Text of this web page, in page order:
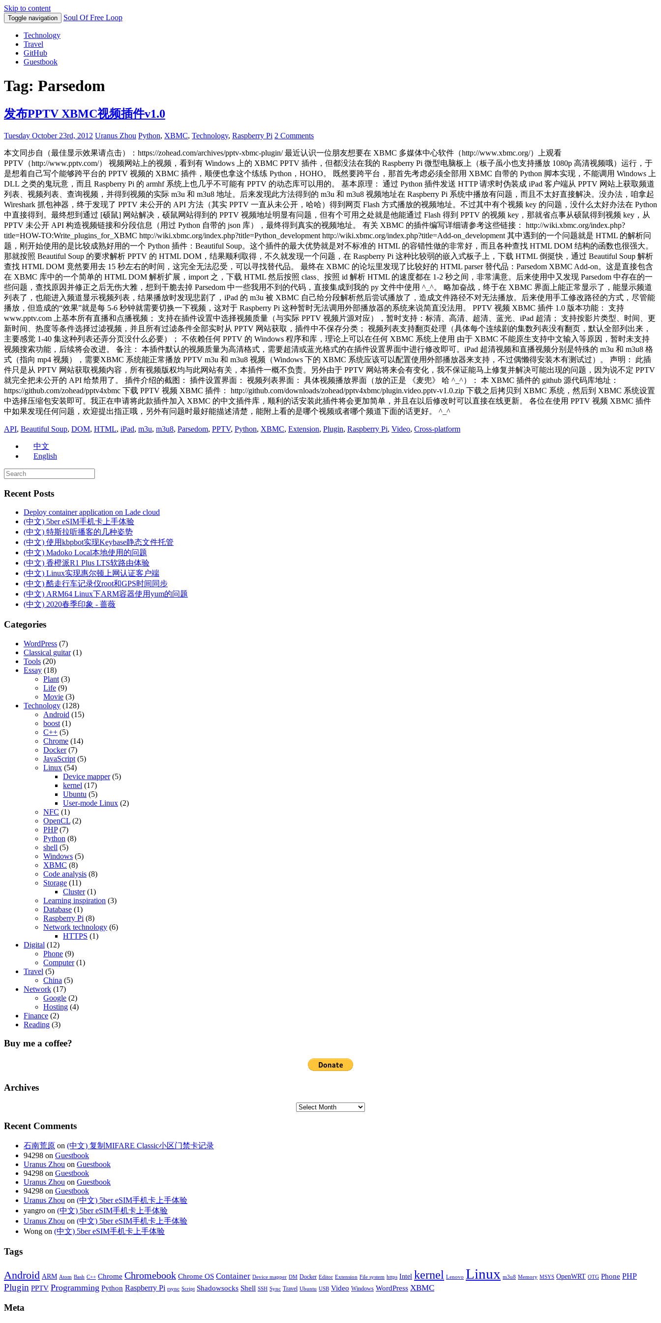
Skip to content
Toggle navigation Soul Of Free Loop
Technology
Travel
GitHub
Guestbook
Tag: Parsedom
发布PPTV XBMC视频插件v1.0
Tuesday October 23rd, 2012 Uranus Zhou Python, XBMC, Technology, Raspberry Pi 2 Comments
本文同步自（最佳显示效果请点击）：https://zohead.com/archives/pptv-xbmc-plugin/ 最近认识一位朋友想要在 XBMC 多媒体中心软件（http://www.xbmc.org/）上观看
PPTV（http://www.pptv.com/） 视频网站上的视频，看到有 Windows 上的 XBMC PPTV 插件，但都没法在我的 Raspberry Pi 微型电脑板上（板子虽小也支持播放 1080p 高清视频哦）运行，于
是想着自己写个能够跨平台的 PPTV 视频的 XBMC 插件，顺便也拿这个练练 Python，HOHO。 既然要跨平台，那首先考虑必须全部用 XBMC 自带的 Python 脚本实现，不能调用 Windows 上
DLL 之类的鬼玩意，而且 Raspberry Pi 的 armhf 系统上也几乎不可能有 PPTV 的动态库可以用的。 基本原理： 通过 Python 插件发送 HTTP 请求时伪装成 iPad 客户端从 PPTV 网站上获取频道
列表、视频列表、查询视频，并得到视频的实际 m3u 和 m3u8 地址。后来发现此方法得到的 m3u 和 m3u8 视频地址在 Raspberry Pi 系统中播放有问题，而且不太好直接解决。没办法，咱拿起
Wireshark 抓包神器，终于发现了 PPTV 未公开的 API 方法（其实 PPTV 一直从未公开，哈哈）得到网页 Flash 方式播放的视频地址。不过其中有个视频 key 的问题，没什么太好办法在 Python
中直接得到。最终想到通过 [硕鼠] 网站解决，硕鼠网站得到的 PPTV 视频地址明显有问题，但有个可用之处就是他能通过 Flash 得到 PPTV 的视频 key，那就省点事从硕鼠得到视频 key，从
PPTV 未公开 API 构造视频链接和分段信息（用过 Python 自带的 json 库），最终得到真实的视频地址。 有关 XBMC 的插件编写详细请参考这些链接： http://wiki.xbmc.org/index.php?
title=HOW-TO:Write_plugins_for_XBMC http://wiki.xbmc.org/index.php?title=Python_development http://wiki.xbmc.org/index.php?title=Add-on_development 其中遇到的一个问题就是 HTML 的解析问
题，刚开始使用的是比较成熟好用的一个 Python 插件：Beautiful Soup。这个插件的最大优势就是对不标准的 HTML 的容错性做的非常好，而且各种查找 HTML DOM 结构的函数也很强大。
那就按照 Beautiful Soup 的要求解析 PPTV 的 HTML DOM，结果顺利取得，不久就发现一个问题，在 Raspberry Pi 这种比较弱的嵌入式板子上，下载 HTML 倒挺快，通过 Beautiful Soup 解析
查找 HTML DOM 竟然要用去 15 秒左右的时间，这完全无法忍受，可以寻找替代品。 最终在 XBMC 的论坛里发现了比较好的 HTML parser 替代品：Parsedom XBMC Add-on。这是直接包含
在 XBMC 库中的一个简单的 HTML DOM 解析扩展，import 之，下载 HTML 然后按照 class、按照 id 解析 HTML 的速度都在 1-2 秒之间，非常满意。后来使用中又发现 Parsedom 中存在的一
些问题，查找原因并修正之后无伤大雅，想到干脆去掉 Parsedom 中一些我用不到的代码，直接集成到我的 py 文件中使用 ^_^。 略加奋战，终于在 XBMC 界面上能正常显示了，能显示频道
列表了，也能进入频道显示视频列表，结果播放时发现悲剧了，iPad 的 m3u 被 XBMC 自己给分段解析然后尝试播放了，造成文件路径不对无法播放。后来使用手工修改路径的方式，尽管能
播放，但造成的“效果”就是每 5-6 秒钟就需要切换一下视频，这对于 Raspberry Pi 这种暂时无法调用外部播放器的系统来说简直没法用。 PPTV 视频 XBMC 插件 1.0 版本功能： 支持
www.pptv.com 上基本所有直播和点播视频； 支持在插件设置中选择视频质量（与实际 PPTV 视频片源对应），暂时支持：标清、高清、超清、蓝光、iPad 超清； 支持按影片类型、时间、更
新时间、热度等条件选择过滤视频，并且所有过滤条件全部实时从 PPTV 网站获取，插件中不保存分类； 视频列表支持翻页处理（具体每个连续剧的集数列表没有翻页，默认全部列出来，
主要感觉 1-40 集这种列表还弄分页没什么必要）； 不依赖任何 PPTV 的 Windows 程序和库，理论上可以在任何 XBMC 系统上使用 由于 XBMC 不能原生支持中文输入等原因，暂时未支持
视频搜索功能，后续将会改进。 备注： 本插件默认的视频质量为高清格式，需要超清或蓝光格式的在插件设置界面中进行修改即可。iPad 超清视频和直播视频分别是特殊的 m3u 和 m3u8 格
式（指向 mp4 视频），需要XBMC 系统能正常播放 PPTV m3u 和 m3u8 视频（Windows 下的 XBMC 系统应该可以配置使用外部播放器来支持，不过偶懒得安装木有测试过）。 声明： 此插
件只是从 PPTV 网站获取视频内容，所有视频版权均与此网站有关，本插件一概不负责。另外由于 PPTV 网站将来会有变化，我不保证能马上修复并解决可能出现的问题，因为说不定 PPTV
就完全把未公开的 API 给禁用了。 插件介绍的截图： 插件设置界面： 视频列表界面： 具体视频播放界面（放的正是 《麦兜》 哈 ^_^）： 本 XBMC 插件的 github 源代码库地址：
https://github.com/zohead/pptv4xbmc 下载 PPTV 视频 XBMC 插件： http://github.com/downloads/zohead/pptv4xbmc/plugin.video.pptv-v1.0.zip 下载之后拷贝到 XBMC 系统，然后到 XBMC 系统设置
中选择压缩包安装即可。我正在申请将此款插件加入 XBMC 的中文插件库，顺利的话安装此插件将会更加简单，并且在以后修改时可以直接在线更新。 各位在使用 PPTV 视频 XBMC 插件
中如果发现任何问题，欢迎提出指正哦，另外有问题时最好能描述清楚，能附上看的是哪个视频或者哪个频道下面的话更好。 ^_^
API, Beautiful Soup, DOM, HTML, iPad, m3u, m3u8, Parsedom, PPTV, Python, XBMC, Extension, Plugin, Raspberry Pi, Video, Cross-platform
中文
English
Recent Posts
Deploy container application on Lade cloud
(中文) 5ber eSIM手机卡上手体验
(中文) 特斯拉听播客的几种姿势
(中文) 使用kbpbot实现Keybase静态文件托管
(中文) Madoko Local本地使用的问题
(中文) 香橙派R1 Plus LTS软路由体验
(中文) Linux实现惠尔顿上网认证客户端
(中文) 酷走行车记录仪root和GPS时间同步
(中文) ARM64 Linux下ARM容器使用yum的问题
(中文) 2020春季印象 - 蔷薇
Categories
WordPress (7)
Classical guitar(1)
Tools (20)
Essay (18)
Plant (3)
Life (9)
Movie (3)
Technology (128)
Android (15)
boost (1)
C++ (5)
Chrome (14)
Docker(7)
JavaScript (5)
Linux (54)
Device mapper(5)
kernel (17)
Ubuntu (5)
User-mode Linux (2)
NFC (1)
OpenCL (2)
PHP(7)
Python (8)
shell (5)
Windows (5)
XBMC (8)
Code analysis (8)
Storage (11)
Cluster(1)
Learning inspiration (3)
Database (1)
Raspberry Pi (8)
Network technology (6)
HTTPS (1)
Digital (12)
Phone (9)
Computer(1)
Travel (5)
China (5)
Network (17)
Google (2)
Hosting (4)
Finance (2)
Reading (3)
Buy me a coffee?
Archives
Recent Comments
石南荒原 on (中文) 复制MIFARE Classic小区门禁卡记录
94298 on Guestbook
Uranus Zhou on Guestbook
94298 on Guestbook
Uranus Zhou on Guestbook
94298 on Guestbook
Uranus Zhou on (中文) 5ber eSIM手机卡上手体验
yangro on (中文) 5ber eSIM手机卡上手体验
Uranus Zhou on (中文) 5ber eSIM手机卡上手体验
Wong on (中文) 5ber eSIM手机卡上手体验
Tags
Android ARM Atom Bash C++ Chrome Chromebook Chrome OS Container Device mapper DM Docker Editor Extension File system https Intel kernel Lenovo Linux m3u8 Memory MSYS OpenWRT OTG Phone PHP
Plugin PPTV Programming Python Raspberry Pi rsync Script Shadowsocks Shell SSH Sync Travel Ubuntu USB Video Windows WordPress XBMC
Meta